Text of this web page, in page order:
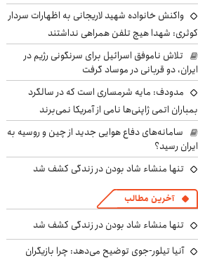
واکنش خانواده شهید لاریجانی به اظهارات سردار
کوثری: شهدا هیچ تلفن همراهی نداشتند
تلاش ناموفق اسرائیل برای سرنگونی رژیم در
ایران، دو قربانی در موساد گرفت
مدودف: مایه شرمساری است که در سالگرد
بمباران اتمی ژاپنی‌ها نامی از آمریکا نمی‌برند
سامانه‌های دفاع هوایی جدید از چین و روسیه به
ایران رسید؟
تنها منشاء شاد بودن در زندگی کشف شد
آخرین مطالب
تنها منشاء شاد بودن در زندگی کشف شد
آنیا تیلور-جوی توضیح می‌دهد: چرا بازیگران